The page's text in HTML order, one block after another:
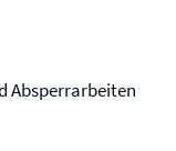
Absperrarbeiten